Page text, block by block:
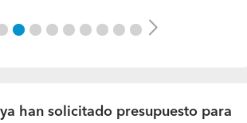
Next
han solicitado presupuesto para